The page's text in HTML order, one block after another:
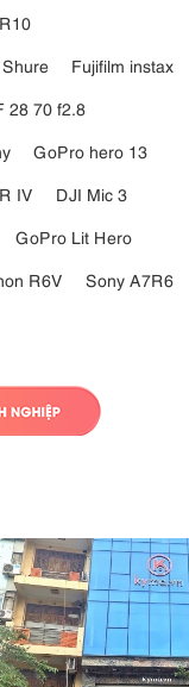
Fujifilm instax
28 70 f2.8
GoPro hero 13
IV
DJI Mic 3
GoPro Lit Hero
R6V
Sony A7R6